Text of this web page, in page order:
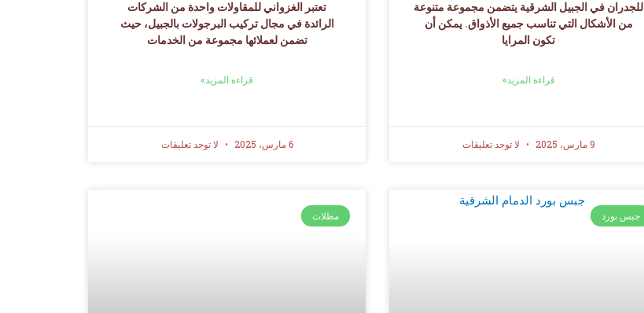
للجدران في الجبيل الشرقية يتضمن مجموعة متنوعة
من الأشكال التي تناسب جميع الأذواق. يمكن أن
تكون المرايا
قراءة المزيد»
9 مارس، 2025 لا توجد تعليقات
تعتبر الغزواني للمقاولات واحدة من الشركات
الرائدة في مجال تركيب البرجولات بالجبيل، حيث
تضمن لعملائها مجموعة من الخدمات
قراءة المزيد»
6 مارس، 2025 لا توجد تعليقات
جبس بورد مظلات